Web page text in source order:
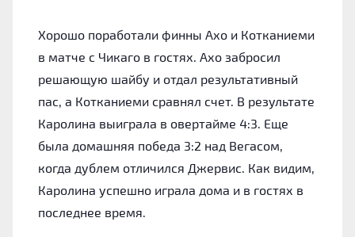
Хорошо поработали финны Ахо и Котканиеми
в матче с Чикаго в гостях. Ахо забросил
решающую шайбу и отдал результативный
пас, а Котканиеми сравнял счет. В результате
Каролина выиграла в овертайме 4:3. Еще
была домашняя победа 3:2 над Вегасом,
когда дублем отличился Джервис. Как видим,
Каролина успешно играла дома и в гостях в
последнее время.